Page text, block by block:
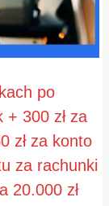
po
+ 300 zł za
zł za konto
za rachunki
20.000 zł